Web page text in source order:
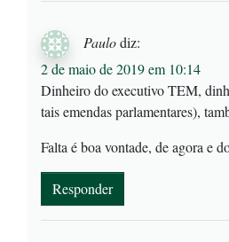
Paulodiz:
2 de maio de 2019 em 10:14
Dinheiro do executivo TEM,
tais emendas parlamentares),
Falta é boa vontade, de agora e
Responder